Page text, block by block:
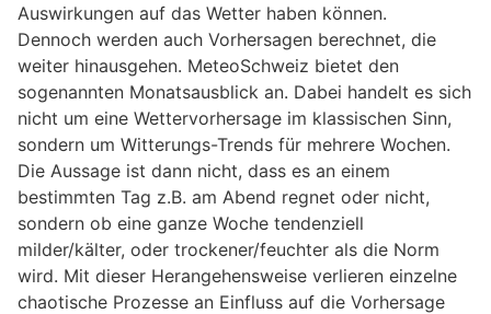
Auswirkungen auf das Wetter haben können.
Dennoch werden auch Vorhersagen berechnet, die
weiter hinausgehen. MeteoSchweiz bietet den
sogenannten Monatsausblick an. Dabei handelt es sich
nicht um eine Wettervorhersage im klassischen Sinn,
sondern um Witterungs-Trends für mehrere Wochen.
Die Aussage ist dann nicht, dass es an einem
bestimmten Tag z.B. am Abend regnet oder nicht,
sondern ob eine ganze Woche tendenziell
milder/kälter, oder trockener/feuchter als die Norm
wird. Mit dieser Herangehensweise verlieren einzelne
chaotische Prozesse an Einfluss auf die Vorhersage